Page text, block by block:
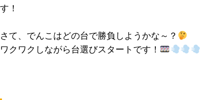
す！
さて、でんこはどの台で勝負しようかな～？
ワクワクしながら台選びスタートです！